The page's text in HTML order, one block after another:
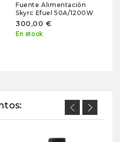
Fuente Alimentación
Skyrc Efuel 50A/1200W
300,00 €
En stock